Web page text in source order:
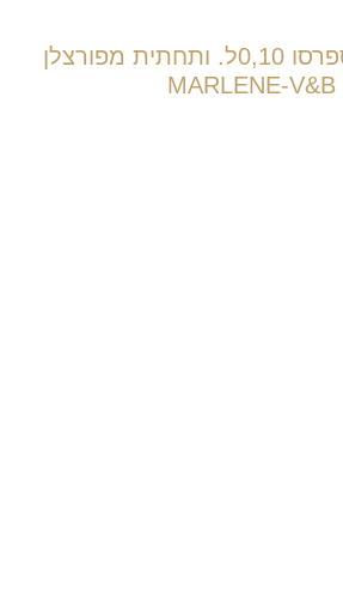
סט של 2 ספלי אספרסו 0,10ל. ותחתית מפורצלן